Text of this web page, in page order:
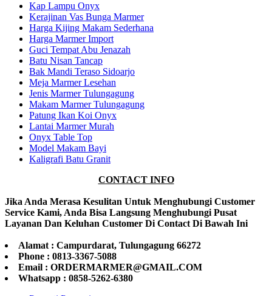
Kap Lampu Onyx
Kerajinan Vas Bunga Marmer
Harga Kijing Makam Sederhana
Harga Marmer Import
Guci Tempat Abu Jenazah
Batu Nisan Tancap
Bak Mandi Teraso Sidoarjo
Meja Marmer Lesehan
Jenis Marmer Tulungagung
Makam Marmer Tulungagung
Patung Ikan Koi Onyx
Lantai Marmer Murah
Onyx Table Top
Model Makam Bayi
Kaligrafi Batu Granit
CONTACT INFO
Jika Anda Merasa Kesulitan Untuk Menghubungi Customer
Service Kami, Anda Bisa Langsung Menghubungi Pusat
Layanan Dan Keluhan Customer Di Contact Di Bawah Ini
Alamat : Campurdarat, Tulungagung 66272
Phone : 0813-3367-5088
Email : ORDERMARMER@GMAIL.COM
Whatsapp : 0858-5262-6380